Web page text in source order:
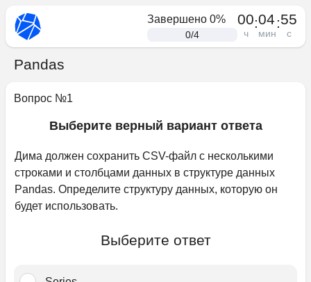
Завершено 0%
0/4
00
ч
:04
мин
:55
с
Pandas
Вопрос №1
Выберите верный вариант ответа
Дима должен сохранить CSV-файл с несколькими
строками и столбцами данных в структуре данных
Pandas. Определите структуру данных, которую он
будет использовать.﻿
Выберите ответ